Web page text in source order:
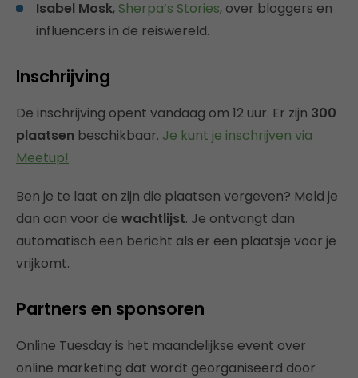
Isabel Mosk, Sherpa’s Stories, over bloggers en
influencers in de reiswereld.
Inschrijving
De inschrijving opent vandaag om 12 uur. Er zijn 300
plaatsen beschikbaar. Je kunt je inschrijven via
Meetup!
Ben je te laat en zijn die plaatsen vergeven? Meld je
dan aan voor de wachtlijst. Je ontvangt dan
automatisch een bericht als er een plaatsje voor je
vrijkomt.
Partners en sponsoren
Online Tuesday is het maandelijkse event over
online marketing dat wordt georganiseerd door